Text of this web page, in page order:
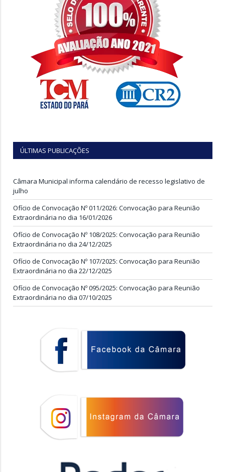
ÚLTIMAS PUBLICAÇÕES
Câmara Municipal informa calendário de recesso legislativo de
julho
Ofício de Convocação Nº 011/2026: Convocação para Reunião
Extraordinária no dia 16/01/2026
Ofício de Convocação Nº 108/2025: Convocação para Reunião
Extraordinária no dia 24/12/2025
Ofício de Convocação Nº 107/2025: Convocação para Reunião
Extraordinária no dia 22/12/2025
Ofício de Convocação Nº 095/2025: Convocação para Reunião
Extraordinária no dia 07/10/2025